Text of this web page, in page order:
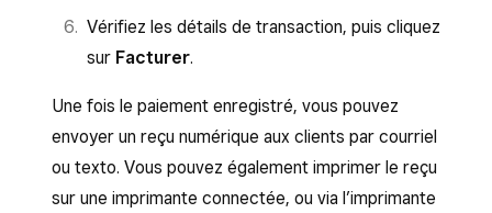
Vérifiez les détails de transaction, puis cliquez
sur Facturer.
Une fois le paiement enregistré, vous pouvez
envoyer un reçu numérique aux clients par courriel
ou texto. Vous pouvez également imprimer le reçu
sur une imprimante connectée, ou via l’imprimante